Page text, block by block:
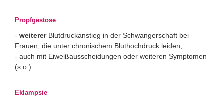
Propfgestose
- weiterer Blutdruckanstieg in der Schwangerschaft bei
Frauen, die unter chronischem Bluthochdruck leiden,
- auch mit Eiweißausscheidungen oder weiteren Symptomen
(s.o.).
Eklampsie